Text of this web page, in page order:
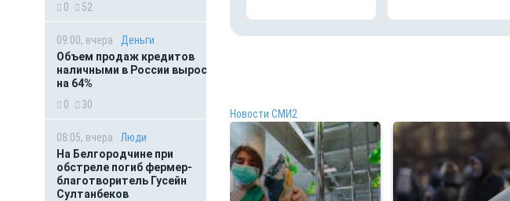
0
52
09:00, вчера
Деньги
Объем продаж кредитов
наличными в России вырос
на 64%
0
30
08:05, вчера
Люди
На Белгородчине при
обстреле погиб фермер-
благотворитель Гусейн
Султанбеков
Новости СМИ2